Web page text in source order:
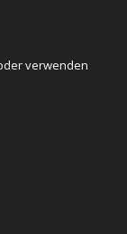
verwenden